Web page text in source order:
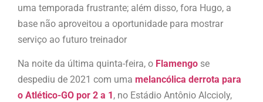
uma temporada frustrante; além disso, fora Hugo, a
base não aproveitou a oportunidade para mostrar
serviço ao futuro treinador
Na noite da última quinta-feira, o Flamengo se
despediu de 2021 com uma melancólica derrota para
o Atlético-GO por 2 a 1 , no Estádio Antônio Alccioly,